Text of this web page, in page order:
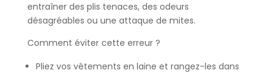
entraîner des plis tenaces, des odeurs
désagréables ou une attaque de mites.
Comment éviter cette erreur ?
Pliez vos vêtements en laine et rangez-les dans